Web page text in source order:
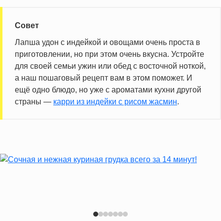
Совет
Лапша удон с индейкой и овощами очень проста в
приготовлении, но при этом очень вкусна. Устройте
для своей семьи ужин или обед с восточной ноткой,
а наш пошаговый рецепт вам в этом поможет. И
ещё одно блюдо, но уже с ароматами кухни другой
страны — карри из индейки с рисом жасмин.